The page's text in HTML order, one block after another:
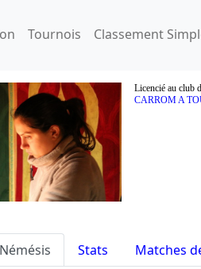
Tournois Classement
Licencié au club
CARROM A
Némésis Stats Matches